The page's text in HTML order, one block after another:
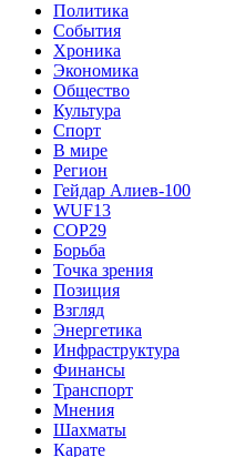
Политика
События
Хроника
Экономика
Общество
Культура
Спорт
В мире
Регион
Гейдар Алиев-100
WUF13
COP29
Борьба
Точка зрения
Позиция
Взгляд
Энергетика
Инфраструктура
Финансы
Транспорт
Мнения
Шахматы
Карате